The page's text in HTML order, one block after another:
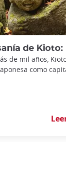
de Kioto: un
de mil años,
como